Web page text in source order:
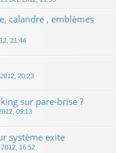
calandre , emblèmes
21:44
20:23
sur pare-brise ?
09:13
système exite
16:52